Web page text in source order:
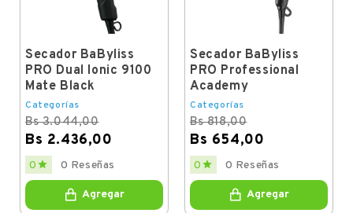
Secador BaByliss
PRO Dual Ionic 9100
Mate Black
Categorías
Bs 3.044,00
Bs 2.436,00
Regular
price
Price
0  0 Reseñas
Agregar
Secador BaByliss
PRO Professional
Academy
Categorías
Bs 818,00
Bs 654,00
Regular
price
Price
0  0 Reseñas
Agregar